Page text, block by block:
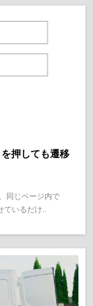
押しても遷移
同じページ内で
いるだけ..